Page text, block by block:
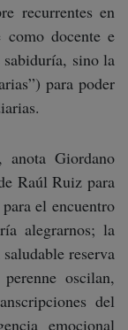
recurrentes en
docente e
sino la
para poder
anota Giordano
Raúl Ruiz para
el encuentro
alegrarnos; la
reserva
oscilan,
del
emocional